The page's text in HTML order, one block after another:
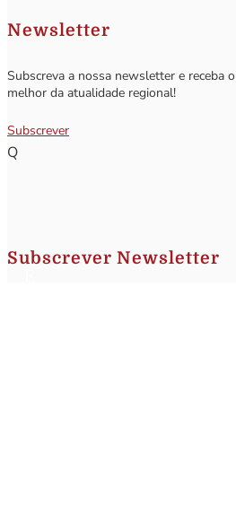
Newsletter
Subscreva a nossa newsletter e receba o
melhor da atualidade regional!
Subscrever
Q
Subscrever Newsletter